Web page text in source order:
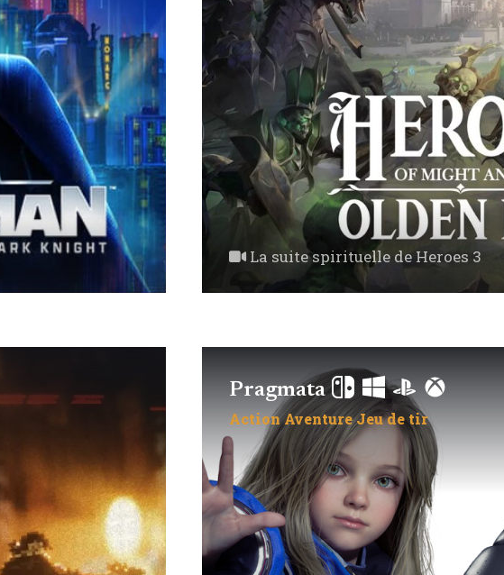
La suite spirituelle de Heroes 3
Pragmata
ActionAventureJeu de tir